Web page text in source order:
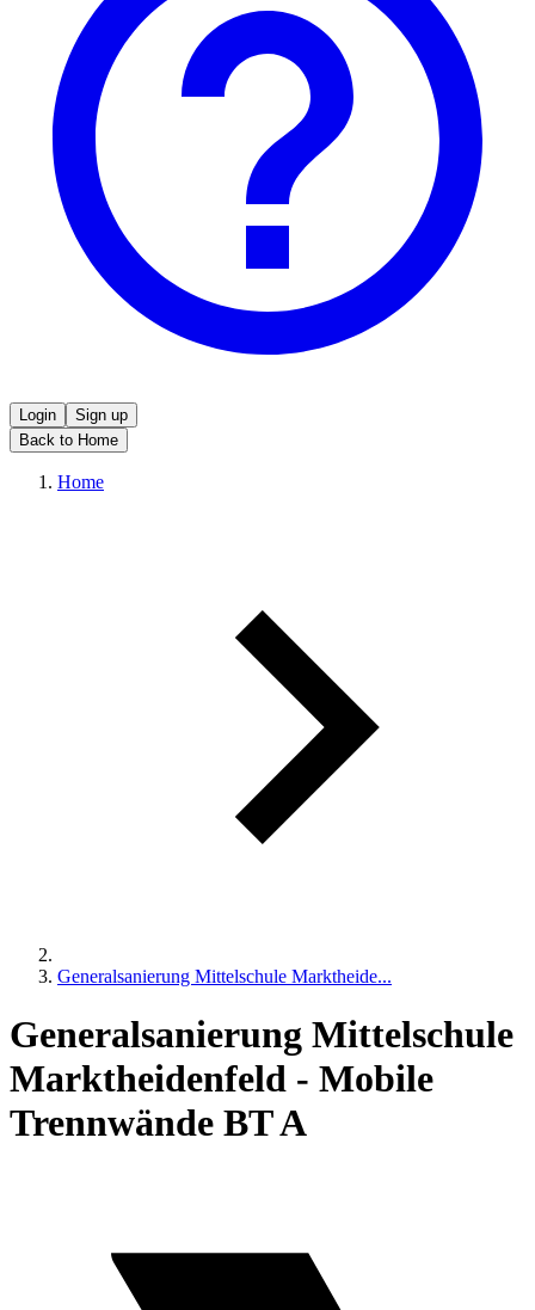
Login
Sign up
Back to Home
Home
Generalsanierung Mittelschule Marktheide...
Generalsanierung Mittelschule
Marktheidenfeld - Mobile
Trennwände BT A